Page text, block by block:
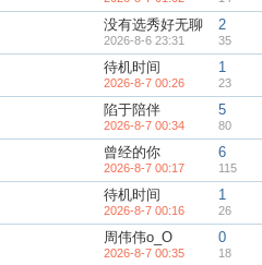
没有选秀好无聊
2026-8-6 23:31
2
35
待机时间
2026-8-7 00:26
1
23
陷于陪伴
2026-8-7 00:34
5
80
曾经的你
2026-8-7 00:17
6
115
待机时间
2026-8-7 00:16
1
26
周伟伟o_O
2026-8-7 00:35
0
18